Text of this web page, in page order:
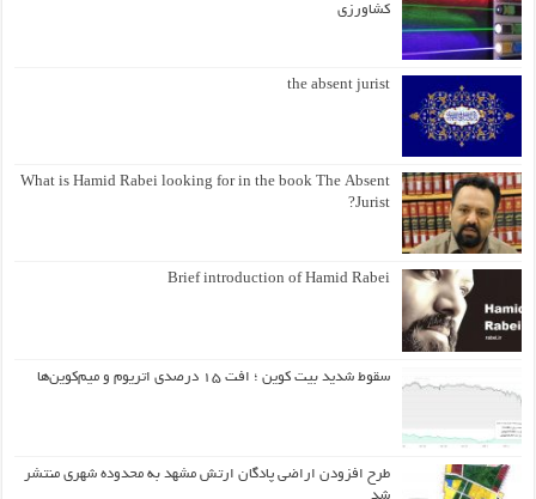
کشاورزی
the absent jurist
What is Hamid Rabei looking for in the book The Absent
Jurist?
Brief introduction of Hamid Rabei
سقوط شدید بیت کوین ؛ افت ۱۵ درصدی اتریوم و میم‌کوین‌ها
طرح افزودن اراضی پادگان ارتش مشهد به محدوده شهری منتشر
شد